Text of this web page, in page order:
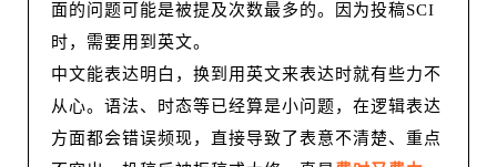
面的问题可能是被提及次数最多的。因为投稿SCI
时，需要用到英文。
中文能表达明白，换到用英文来表达时就有些力不
从心。语法、时态等已经算是小问题，在逻辑表达
方面都会错误频现，直接导致了表意不清楚、重点